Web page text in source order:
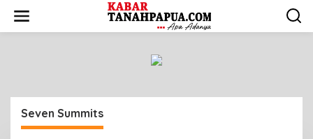
w
Seven Summits